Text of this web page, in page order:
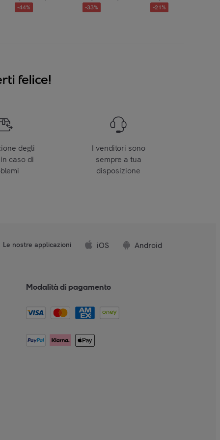
-44% -33% -21%
felice!
degli
caso di
I venditori sono
sempre a tua
disposizione
Le nostre applicazioni iOS Android
Modalità di pagamento